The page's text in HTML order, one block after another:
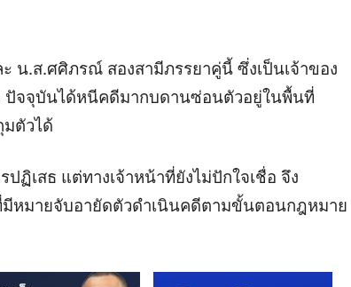
น.ส.ศศิภรณ์ สองสามีภรรยาคู่นี้ ซึ่งเป็นเจ้าของ
ปัจจุบันได้หนีคดีมากบดานซ่อนตัวอยู่ในพื้นที่
มตัวได้
ฏิเสธ แต่ทางเจ้าหน้าที่ยังไม่ปักใจเชื่อ จึง
หมายจับอายัดตัวดำเนินคดีตามขั้นตอนกฎหมาย